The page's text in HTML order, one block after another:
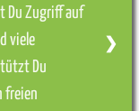
Du Zugriff auf
viele
Du
freien
❯